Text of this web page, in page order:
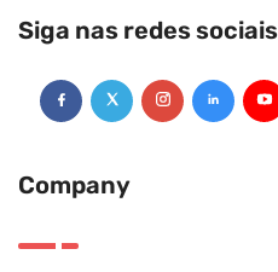
Siga nas redes sociais
Company